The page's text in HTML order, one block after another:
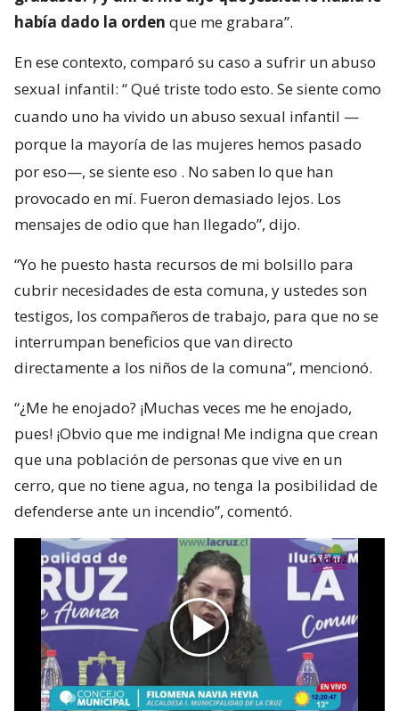
había dado la orden que me grabara”.
En ese contexto, comparó su caso a sufrir un abuso
sexual infantil: “Qué triste todo esto. Se siente como
cuando uno ha vivido un abuso sexual infantil —
porque la mayoría de las mujeres hemos pasado
por eso—, se siente eso . No saben lo que han
provocado en mí. Fueron demasiado lejos. Los
mensajes de odio que han llegado”, dijo.
“Yo he puesto hasta recursos de mi bolsillo para
cubrir necesidades de esta comuna, y ustedes son
testigos, los compañeros de trabajo, para que no se
interrumpan beneficios que van directo
directamente a los niños de la comuna”, mencionó.
“¿Me he enojado? ¡Muchas veces me he enojado,
pues! ¡Obvio que me indigna! Me indigna que crean
que una población de personas que vive en un
cerro, que no tiene agua, no tenga la posibilidad de
defenderse ante un incendio”, comentó.